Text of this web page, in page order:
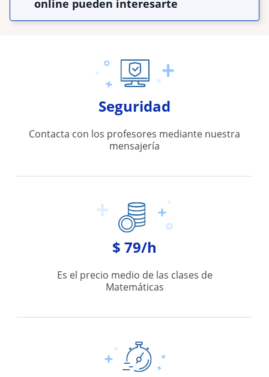
online pueden interesarte
Seguridad
Contacta con los profesores mediante nuestra
mensajería
$ 79/h
Es el precio medio de las clases de
Matemáticas